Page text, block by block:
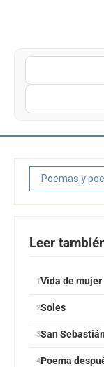
Poemas y
Leer
Vida de mujer
Soles
San Sebastián
Poema